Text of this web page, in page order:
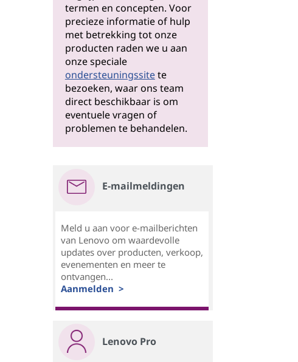
termen en concepten. Voor
precieze informatie of hulp
met betrekking tot onze
producten raden we u aan
onze speciale
ondersteuningssitete
bezoeken, waar ons team
direct beschikbaar is om
eventuele vragen of
problemen te behandelen.
E-mailmeldingen
Meld u aan voor e-mailberichten
van Lenovo om waardevolle
updates over producten, verkoop,
evenementen en meer te
ontvangen...
Aanmelden >
Lenovo Pro